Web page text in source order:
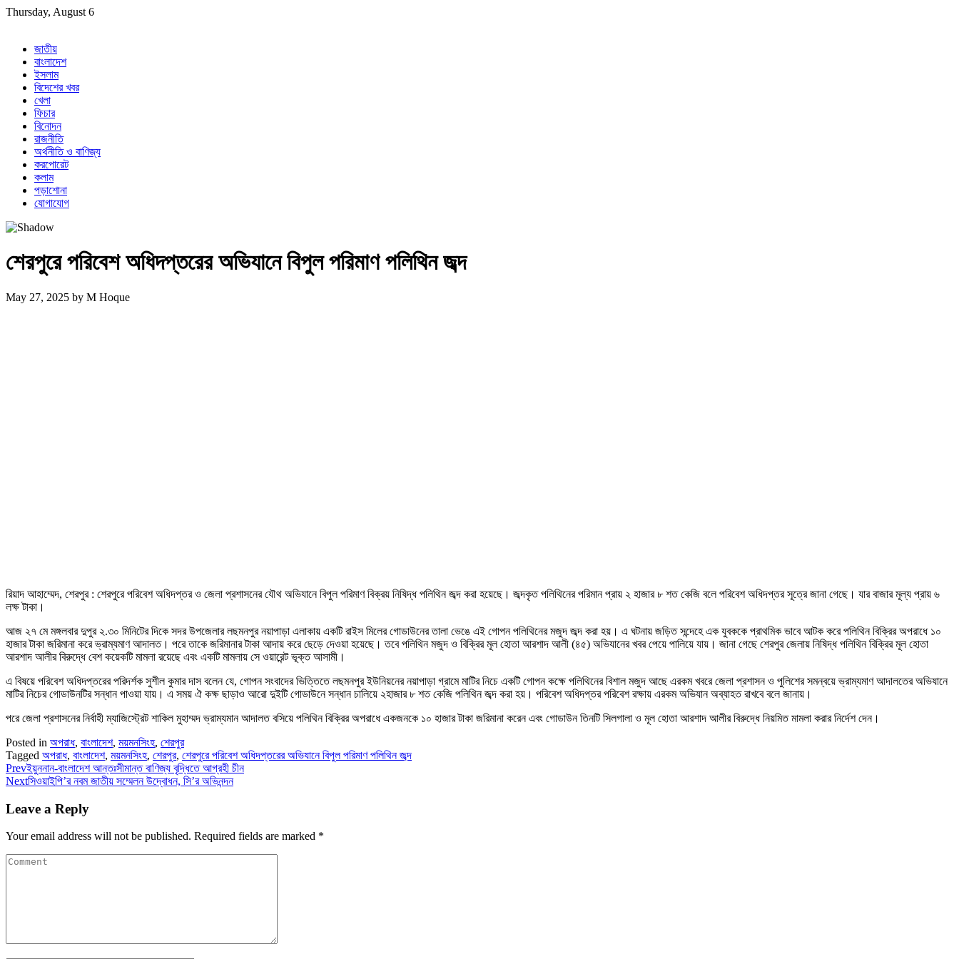
Skip
Thursday, August 6
জাতীয়
বাংলাদেশ
ইসলাম
বিদেশের খবর
খেলা
ফিচার
বিনোদন
রাজনীতি
অর্থনীতি ও বাণিজ্য
করপোরেট
কলাম
পড়াশোনা
যোগাযোগ
শেরপুরে পরিবেশ অধিদপ্তরের অভিযানে বিপুল পরিমাণ পলিথিন জব্দ
May 27, 2025 by M Hoque
রিয়াদ আহাম্মেদ, শেরপুর : শেরপুরে পরিবেশ অধিদপ্তর ও জেলা প্রশাসনের যৌথ অভিযানে বিপুল পরিমাণ বিক্রয় নিষিদ্ধ পলিথিন জব্দ করা হয়েছে। জব্দকৃত পলিথিনের পরিমান প্রায় ২ হাজার ৮ শত কেজি বলে পরিবেশ অধিদপ্তর সূত্রে জানা গেছে। যার বাজার মূল্য প্রায় ৬
লক্ষ টাকা।
আজ ২৭ মে মঙ্গলবার দুপুর ২.৩০ মিনিটের দিকে সদর উপজেলার লছমনপুর নয়াপাড়া এলাকায় একটি রাইস মিলের গোডাউনের তালা ভেঙে এই গোপন পলিথিনের মজুদ জব্দ করা হয়। এ ঘটনায় জড়িত সন্দেহে এক যুবককে প্রাথমিক ভাবে আটক করে পলিথিন বিক্রির অপরাধে ১০
হাজার টাকা জরিমানা করে ভ্রাম্যমাণ আদালত। পরে তাকে জরিমানার টাকা আদায় করে ছেড়ে দেওয়া হয়েছে। তবে পলিথিন মজুদ ও বিক্রির মূল হোতা আরশাদ আলী (৪৫) অভিযানের খবর পেয়ে পালিয়ে যায়। জানা গেছে শেরপুর জেলায় নিষিদ্ধ পলিথিন বিক্রির মূল হোতা
আরশাদ আলীর বিরুদ্ধে বেশ কয়েকটি মামলা রয়েছে এবং একটি মামলায় সে ওয়ারেন্ট ভূক্ত আসামী।
এ বিষয়ে পরিবেশ অধিদপ্তরের পরিদর্শক সুশীল কুমার দাস বলেন যে, গোপন সংবাদের ভিত্তিতে লছমনপুর ইউনিয়নের নয়াপাড়া গ্রামে মাটির নিচে একটি গোপন কক্ষে পলিথিনের বিশাল মজুদ আছে এরকম খবরে জেলা প্রশাসন ও পুলিশের সমন্বয়ে ভ্রাম্যমাণ আদালতের অভিযানে
মাটির নিচের গোডাউনটির সন্ধান পাওয়া যায়। এ সময় ঐ কক্ষ ছাড়াও আরো দুইটি গোডাউনে সন্ধান চালিয়ে ২হাজার ৮ শত কেজি পলিথিন জব্দ করা হয়। পরিবেশ অধিদপ্তর পরিবেশ রক্ষায় এরকম অভিযান অব্যাহত রাখবে বলে জানায়।
পরে জেলা প্রশাসনের নির্বাহী ম্যাজিস্ট্রেট শাকিল মুহাম্মদ ভ্রাম্যমান আদালত বসিয়ে পলিথিন বিক্রির অপরাধে একজনকে ১০ হাজার টাকা জরিমানা করেন এবং গোডাউন তিনটি সিলগালা ও মূল হোতা আরশাদ আলীর বিরুদ্ধে নিয়মিত মামলা করার নির্দেশ দেন।
Posted in অপরাধ, বাংলাদেশ, ময়মনসিংহ, শেরপুর
Tagged অপরাধ, বাংলাদেশ, ময়মনসিংহ, শেরপুর, শেরপুরে পরিবেশ অধিদপ্তরের অভিযানে বিপুল পরিমাণ পলিথিন জব্দ
Prevইয়ুননান-বাংলাদেশ আন্তঃসীমান্ত বাণিজ্য বৃদ্ধিতে আগ্রহী চীন
Nextসিওয়াইপি’র নবম জাতীয় সম্মেলন উদ্বোধন, সি’র অভিনন্দন
Leave a Reply
Your email address will not be published. Required fields are marked *